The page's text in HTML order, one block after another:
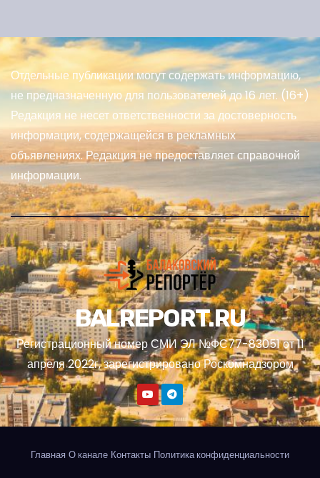
Отдельные публикации могут содержать информацию,
не предназначенную для пользователей до 16 лет. (16+)
Редакция не несет ответственности за достоверность
информации, содержащейся в рекламных
объявлениях. Редакция не предоставляет справочной
информации.
BALREPORT.RU
Регистрационный номер СМИ ЭЛ №ФС77-83051 от 11
апреля 2022г, зарегистрировано Роскомнадзором
Главная О канале Контакты Политика конфиденциальности